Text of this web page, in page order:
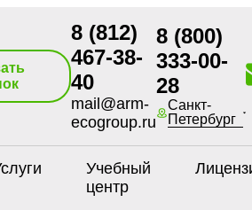
8 (812)
467-38-
40
mail@arm-
ecogroup.ru
8 (800)
333-00-
28
Санкт-
Петербург
Учебный
центр